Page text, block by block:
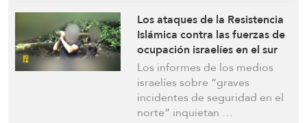
Los ataques de la Resistencia
Islámica contra las fuerzas de
ocupación israelíes en el sur
del Líbano no cesan.
Helicópteros enemigos
evacuan a los heridos
Los informes de los medios
israelíes sobre “graves
incidentes de seguridad en el
norte” inquietan …